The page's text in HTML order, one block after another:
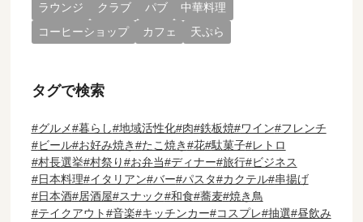
ラウンジ
クラブ パブ
中華料理
コーヒーショップ
カフェ 天ぷら
タグで検索
グルメ 暮らし 地域活性化 肉 鉄板焼 ワイン フレンチ
ビール お好み焼き たこ焼き 花 駄菓子 レトロ
村長選挙 村祭り お弁当 ディナー 旅行 ビジネス
日本料理 イタリアン バー パスタ カクテル 串揚げ
日本酒 居酒屋 スナック 和食 蕎麦 焼き鳥
テイクアウト
音楽 キッチンカー コスプレ 抽選 昼飲み